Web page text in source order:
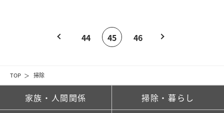
TOP 掃除
44 45 46
家族・人間関係 掃除・暮らし